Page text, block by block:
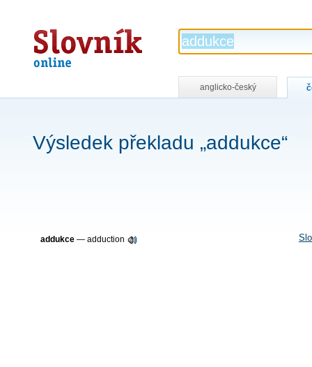
Slovník
online
anglicko-český
Výsledek překladu „addukce“
addukce — adduction